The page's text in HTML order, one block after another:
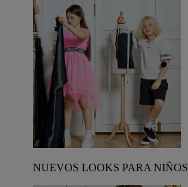
NUEVOS LOOKS PARA NIÑOS